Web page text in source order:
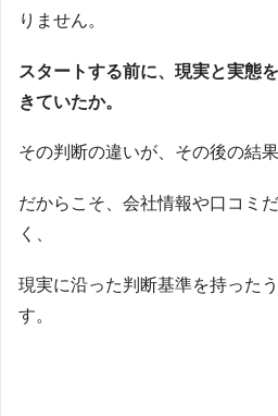
りません。
スタートする前に、現実と実態
きていたか。
その判断の違いが、その後の結
だからこそ、会社情報や口コミ
く、
現実に沿った判断基準を持った
す。